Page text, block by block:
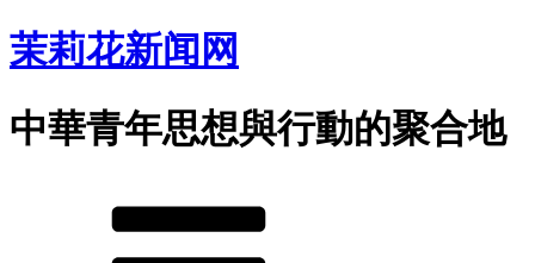
茉莉花新闻网
中華青年思想與行動的聚合地